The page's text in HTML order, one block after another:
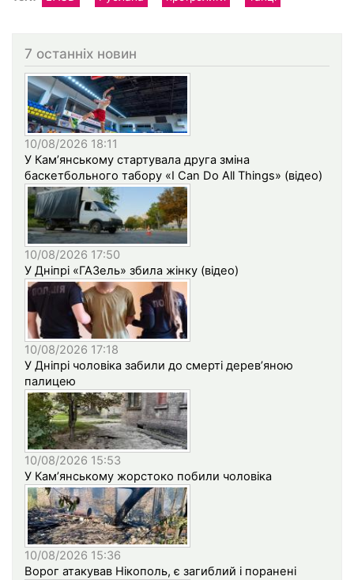
7 останніх новин
10/08/2026 18:11
У Кам’янському стартувала друга зміна
баскетбольного табору «I Can Do All Things» (відео)
10/08/2026 17:50
У Дніпрі «ГАЗель» збила жінку (відео)
10/08/2026 17:18
У Дніпрі чоловіка забили до смерті дерев’яною
палицею
10/08/2026 15:53
У Кам’янському жорстоко побили чоловіка
10/08/2026 15:36
Ворог атакував Нікополь, є загиблий і поранені